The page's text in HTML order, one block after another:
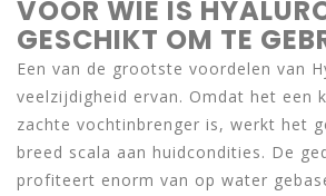
VOOR WIE IS
GESCHIKT OM TE
Een van de grootste voordelen van
veelzijdigheid ervan. Omdat het een
zachte vochtinbrenger is, werkt het
breed scala aan huidcondities. De
profiteert enorm van op water